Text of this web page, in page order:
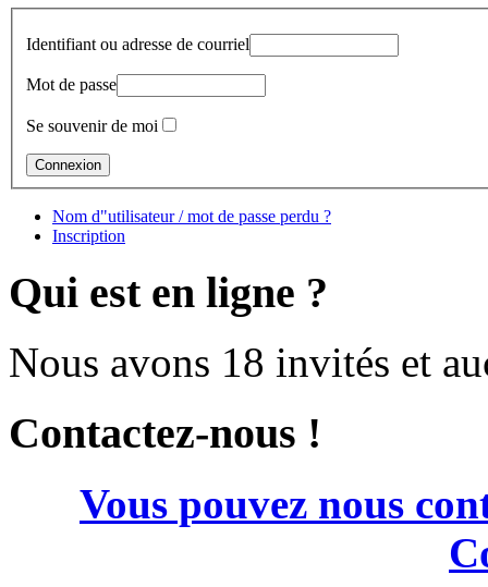
Identifiant ou adresse de courriel
Mot de passe
Se souvenir de moi
Nom d"utilisateur / mot de passe perdu ?
Inscription
Qui est en ligne ?
Nous avons 18 invités et
Contactez-nous !
Vous pouvez nous